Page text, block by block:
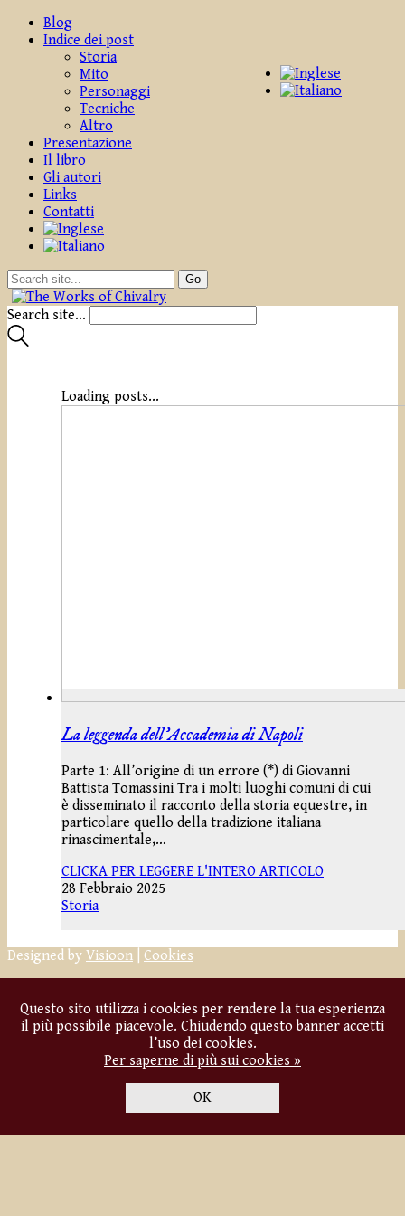
Blog
Indice dei post
Storia
Mito
Personaggi
Tecniche
Altro
Presentazione
Il libro
Gli autori
Links
Contatti
Search site...
Loading posts...
La leggenda dell’Accademia di Napoli
Parte 1: All’origine di un errore (*) di Giovanni
Battista Tomassini Tra i molti luoghi comuni di cui
è disseminato il racconto della storia equestre, in
particolare quello della tradizione italiana
rinascimentale,…
CLICKA PER LEGGERE L'INTERO ARTICOLO
28 Febbraio 2025
Storia
Designed by Visioon Cookies
Questo sito utilizza i cookies per rendere la tua esperienza
il più possibile piacevole. Chiudendo questo banner accetti
l’uso dei cookies.
Per saperne di più sui cookies »
OK